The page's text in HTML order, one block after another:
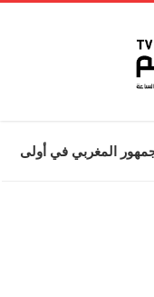
المغربي في أولى